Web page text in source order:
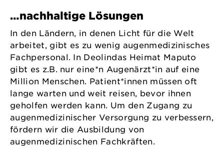
…nachhaltige Lösungen
In den Ländern, in denen Licht für die Welt
arbeitet, gibt es zu wenig augenmedizinisches
Fachpersonal. In Deolindas Heimat Maputo
gibt es z.B. nur eine*n Augenärzt*in auf eine
Million Menschen. Patient*innen müssen oft
lange warten und weit reisen, bevor ihnen
geholfen werden kann. Um den Zugang zu
augenmedizinischer Versorgung zu verbessern,
fördern wir die Ausbildung von
augenmedizinischen Fachkräften.